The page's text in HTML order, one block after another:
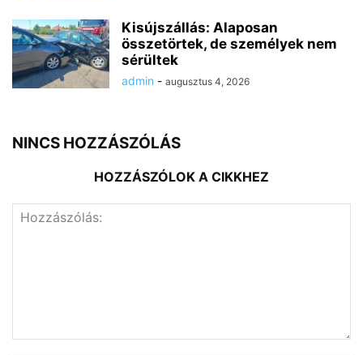
Kisújszállás: Alaposan
összetörtek, de személyek nem
sérültek
admin - augusztus 4, 2026
NINCS HOZZÁSZÓLÁS
HOZZÁSZÓLOK A CIKKHEZ